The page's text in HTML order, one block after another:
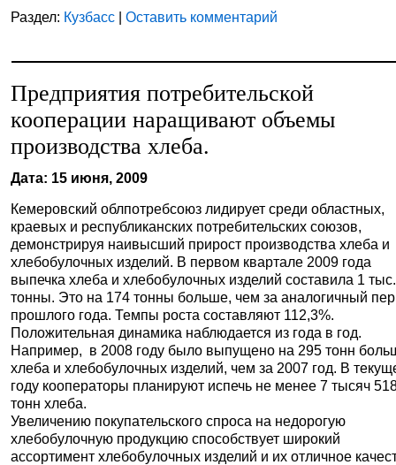
Раздел: Кузбасс |Оставить комментарий
Предприятия потребительской
кооперации наращивают объемы
производства хлеба.
Дата: 15 июня, 2009
Кемеровский облпотребсоюз лидирует среди областных,
краевых и республиканских потребительских союзов,
демонстрируя наивысший прирост производства хлеба и
хлебобулочных изделий. В первом квартале 2009 года
выпечка хлеба и хлебобулочных изделий составила 1
тонны. Это на 174 тонны больше, чем за аналогичный
прошлого года.Темпы роста составляют 112,3%.
Положительная динамика наблюдается из года в год.
Например, в 2008 году было выпущено на 295 тонн
хлеба и хлебобулочных изделий, чем за 2007 год. В
году кооператоры планируют испечь не менее 7 тысяч
тонн хлеба.
Увеличению покупательского спроса на недорогую
хлебобулочную продукцию способствует широкий
ассортиментхлебобулочных изделий и их отличное